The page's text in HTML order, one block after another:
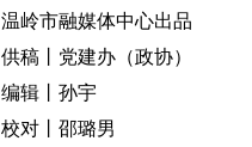
温岭市融媒体中心出品
供稿丨党建办（政协）
编辑丨孙宇
校对丨邵璐男